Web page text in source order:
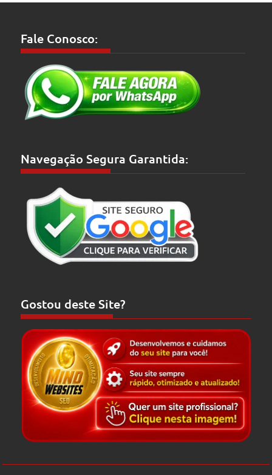
Fale Conosco:
Navegação Segura Garantida:
Gostou deste Site?